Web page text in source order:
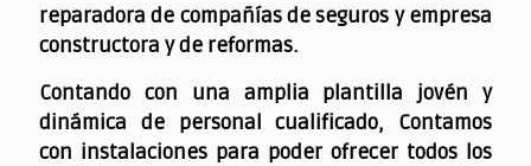
reparadora de compañías de seguros y empresa
constructora y de reformas.
Contando con una amplia plantilla jovén y
dinámica de personal cualificado, Contamos
con instalaciones para poder ofrecer todos los